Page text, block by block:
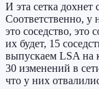
И эта сетка дохнет
Соответственно, у
это соседство, это
их будет, 15
выпускаем LSA на
30 изменений в
что у них